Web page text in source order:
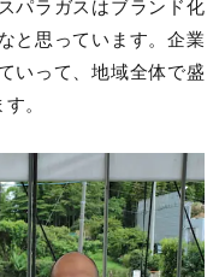
パラガスはブランド化
と思っています。企業
いって、地域全体で盛
。